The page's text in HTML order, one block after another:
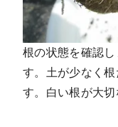
根の状態を確認
す。土が少なく根
す。白い根が大切